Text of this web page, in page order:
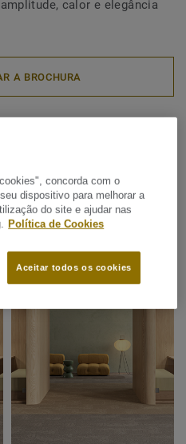
calor e elegância
A BROCHURA
concorda com o
dispositivo para melhorar a
do site e ajudar nas
Política de Cookies
Aceitar todos os cookies